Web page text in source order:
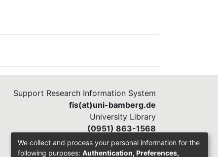
Support Research Information System
fis(at)uni-bamberg.de
University Library
(0951) 863-1568
We collect and process your personal information for the
following purposes: Authentication, Preferences,